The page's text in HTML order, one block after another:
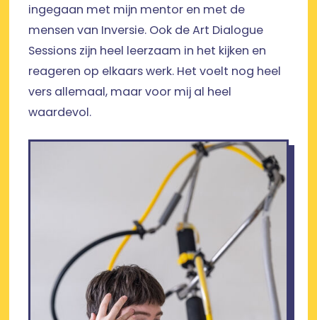
ingegaan met mijn mentor en met de
mensen van Inversie. Ook de Art Dialogue
Sessions zijn heel leerzaam in het kijken en
reageren op elkaars werk. Het voelt nog heel
vers allemaal, maar voor mij al heel
waardevol.